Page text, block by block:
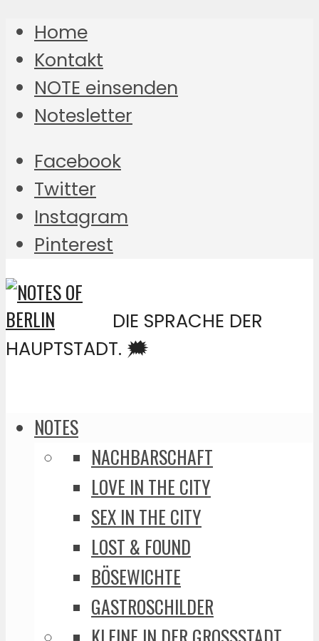
Home
Kontakt
NOTE einsenden
Notesletter
Facebook
Twitter
Instagram
Pinterest
DIE SPRACHE DER
HAUPTSTADT. 🗯️
NOTES
NACHBARSCHAFT
LOVE IN THE CITY
SEX IN THE CITY
LOST & FOUND
BÖSEWICHTE
GASTROSCHILDER